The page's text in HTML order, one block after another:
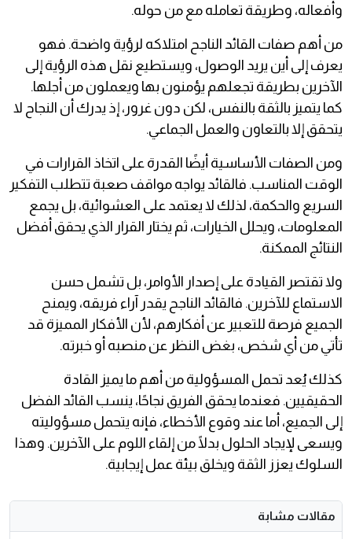
وأفعاله، وطريقة تعامله مع من حوله.
من أهم صفات القائد الناجح امتلاكه لرؤية واضحة. فهو
يعرف إلى أين يريد الوصول، ويستطيع نقل هذه الرؤية إلى
الآخرين بطريقة تجعلهم يؤمنون بها ويعملون من أجلها.
كما يتميز بالثقة بالنفس، لكن دون غرور، إذ يدرك أن النجاح لا
يتحقق إلا بالتعاون والعمل الجماعي.
ومن الصفات الأساسية أيضًا القدرة على اتخاذ القرارات في
الوقت المناسب. فالقائد يواجه مواقف صعبة تتطلب التفكير
السريع والحكمة، لذلك لا يعتمد على العشوائية، بل يجمع
المعلومات، ويحلل الخيارات، ثم يختار القرار الذي يحقق أفضل
النتائج الممكنة.
ولا تقتصر القيادة على إصدار الأوامر، بل تشمل حسن
الاستماع للآخرين. فالقائد الناجح يقدر آراء فريقه، ويمنح
الجميع فرصة للتعبير عن أفكارهم، لأن الأفكار المميزة قد
تأتي من أي شخص، بغض النظر عن منصبه أو خبرته.
كذلك يُعد تحمل المسؤولية من أهم ما يميز القادة
الحقيقيين. فعندما يحقق الفريق نجاحًا، ينسب القائد الفضل
إلى الجميع، أما عند وقوع الأخطاء، فإنه يتحمل مسؤوليته
ويسعى لإيجاد الحلول بدلًا من إلقاء اللوم على الآخرين. وهذا
السلوك يعزز الثقة ويخلق بيئة عمل إيجابية.
مقالات مشابة